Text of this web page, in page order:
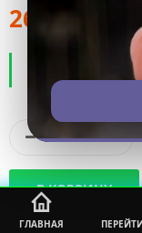
ГЛАВНАЯ
260тмт.
НАЛИЧИЕ:
ЕСТЬ